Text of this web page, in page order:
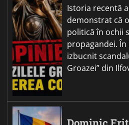
Istoria recentă
demonstrat că
politică în ochii
propagandei. În
izbucnit
Groazei” din